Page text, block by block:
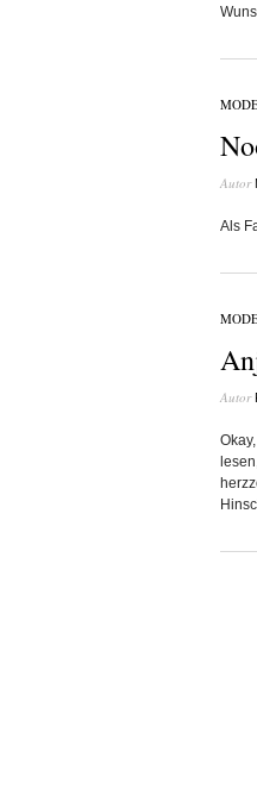
Autor
Als
Autor